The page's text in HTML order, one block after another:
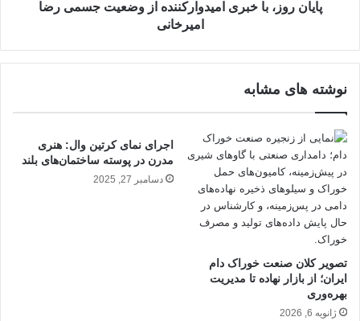
امیرخانیپایان روز، با خبری امیدوارکننده از وضعیت جسمی رضا
امیرخانی
نوشته های مشابه
تصویر کلان صنعت خوراک دام
ایران؛ از بازار نهاده تا مدیریت
بهره‌وری
ژانویه 6, 2026
اجرای نمای کرتین وال: هنری
مدرن در پوسته ساختمان‌های بلند
دسامبر 27, 2025